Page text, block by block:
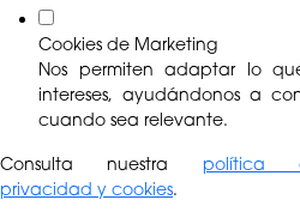
Cookies de Marketing
Nos permiten adaptar lo
intereses, ayudándonos a
cuando sea relevante.
Consulta nuestra política
privacidad y cookies.